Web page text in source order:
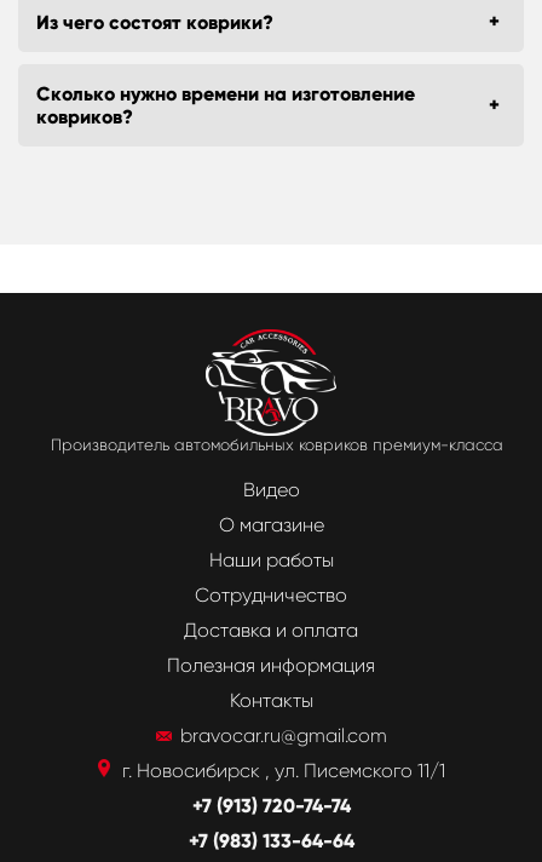
Из чего состоят коврики?
Сколько нужно времени на изготовление
ковриков?
Производитель автомобильных ковриков премиум-класса
Видео
О магазине
Наши работы
Сотрудничество
Доставка и оплата
Полезная информация
Контакты
bravocar.ru@gmail.com
г. Новосибирск , ул. Писемского 11/1
+7 (913) 720-74-74
+7 (983) 133-64-64